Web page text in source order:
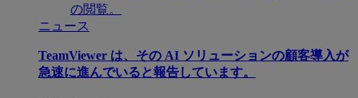
の閲覧。
ニュース
TeamViewer は、その AI ソリューションの顧客導入が
急速に進んでいると報告しています。